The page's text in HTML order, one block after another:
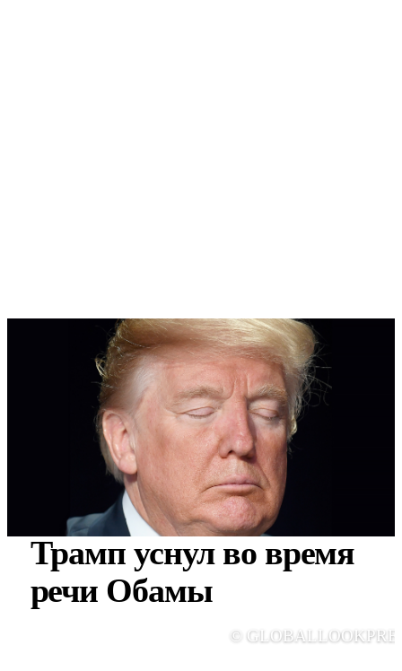
Трамп уснул во время
речи Обамы
©